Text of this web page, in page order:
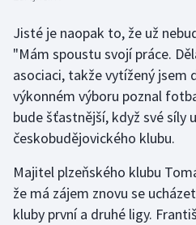
Jisté je naopak to, že už
"Mám spoustu svojí práce.
asociaci, takže vytížený jsem
výkonném výboru poznal
bude šťastnější, když své síly
českobudějovického klubu.
Majitel plzeňského klubu
že má zájem znovu se
kluby první a druhé ligy.